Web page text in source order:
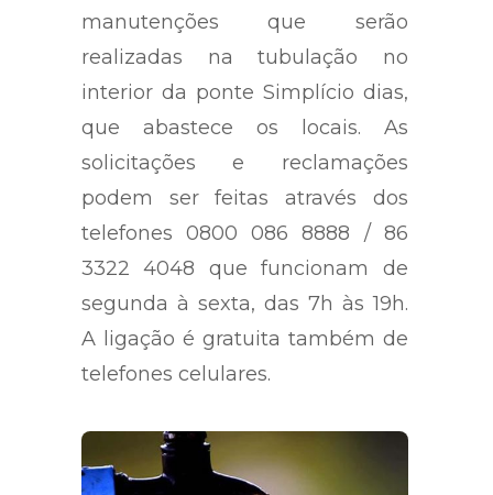
manutenções que serão
realizadas na tubulação no
interior da ponte Simplício dias,
que abastece os locais. As
solicitações e reclamações
podem ser feitas através dos
telefones 0800 086 8888 / 86
3322 4048 que funcionam de
segunda à sexta, das 7h às 19h.
A ligação é gratuita também de
telefones celulares.